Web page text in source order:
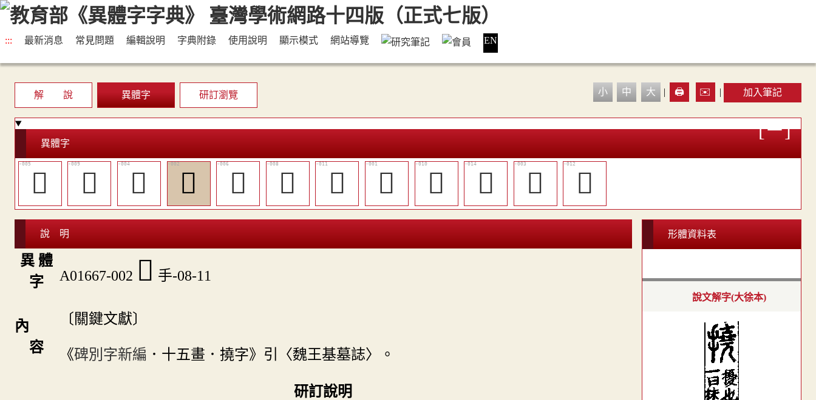
::: 最新消息 常見問題 編輯說明 字典附錄 使用說明 顯示模式 網站導覽 EN
解 說 異體字 研訂瀏覽 小 中 大 | 🖨️ ✉️ | 加入筆記
異體字
𢪼 󲕴 󲕱 󲕯 󲕲 󲕳 󲕶 󲕮 󲕵 󲕸 󲕰 󲕷
說 明
異 體
字
A01667-002 󲕯 手-08-11
內
容
〔關鍵文獻〕
《碑別字新編 ．十五畫．撓字》引〈魏王基墓誌〉。
研訂說明
形體資料表
說文解字(大徐本)